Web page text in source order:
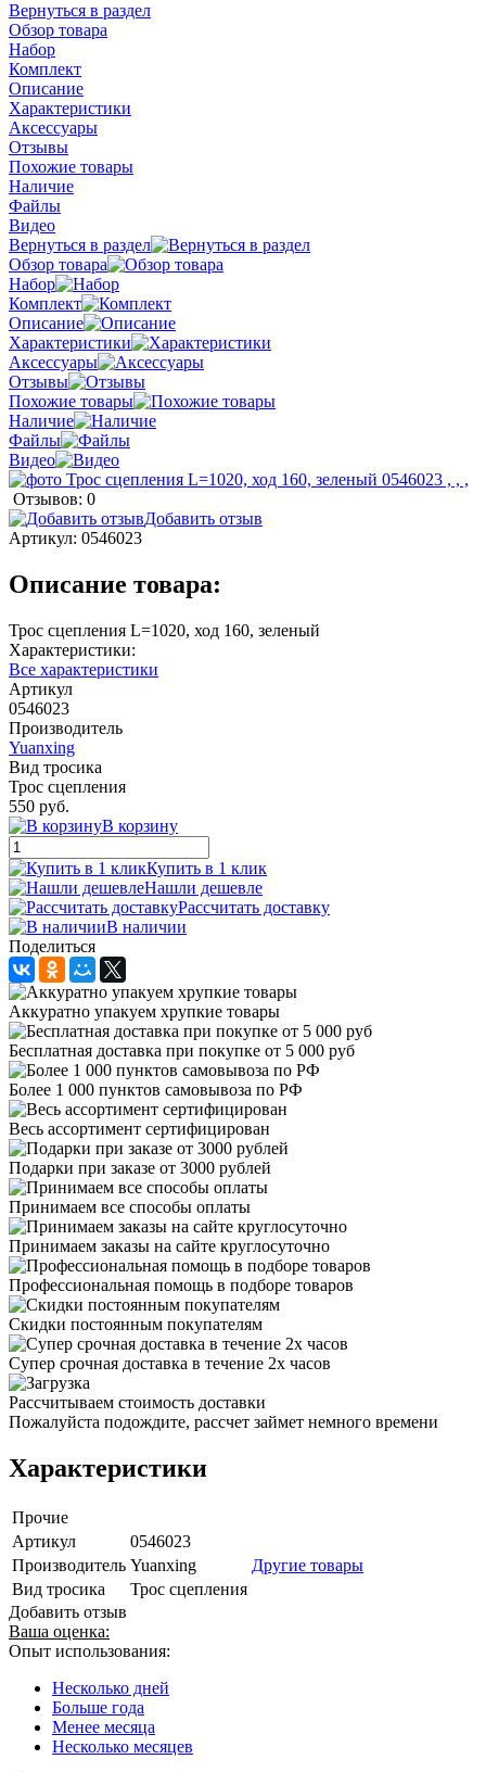
Вернуться в раздел
Обзор товара
Набор
Комплект
Описание
Характеристики
Аксессуары
Отзывы
Похожие товары
Наличие
Файлы
Видео
Вернуться в раздел
Обзор товара
Набор
Комплект
Описание
Характеристики
Аксессуары
Отзывы
Похожие товары
Наличие
Файлы
Видео
Отзывов: 0
Добавить отзыв
Артикул: 0546023
Описание товара:
Трос сцепления L=1020, ход 160, зеленый
Характеристики:
Все характеристики
Артикул
0546023
Производитель
Yuanxing
Вид тросика
Трос сцепления
550 руб.
В корзину
Купить в 1 клик
Нашли дешевле
Рассчитать доставку
В наличии
Поделиться
Аккуратно упакуем хрупкие товары
Бесплатная доставка при покупке от 5 000 руб
Более 1 000 пунктов самовывоза по РФ
Весь ассортимент сертифицирован
Подарки при заказе от 3000 рублей
Принимаем все способы оплаты
Принимаем заказы на сайте круглосуточно
Профессиональная помощь в подборе товаров
Скидки постоянным покупателям
Супер срочная доставка в течение 2х часов
Рассчитываем стоимость доставки
Пожалуйста подождите, рассчет займет немного времени
Характеристики
Прочие
Артикул
0546023
Производитель Yuanxing
Другие товары
Вид тросика
Трос сцепления
Добавить отзыв
Ваша оценка:
Опыт использования:
Несколько дней
Больше года
Менее месяца
Несколько месяцев